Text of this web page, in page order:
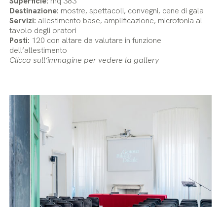
Destinazione: mostre, spettacoli, convegni, cene di gala
Servizi: allestimento base, amplificazione, microfonia al
tavolo degli oratori
Posti: 120 con altare da valutare in funzione
dell’allestimento
Clicca sull’immagine per vedere la gallery